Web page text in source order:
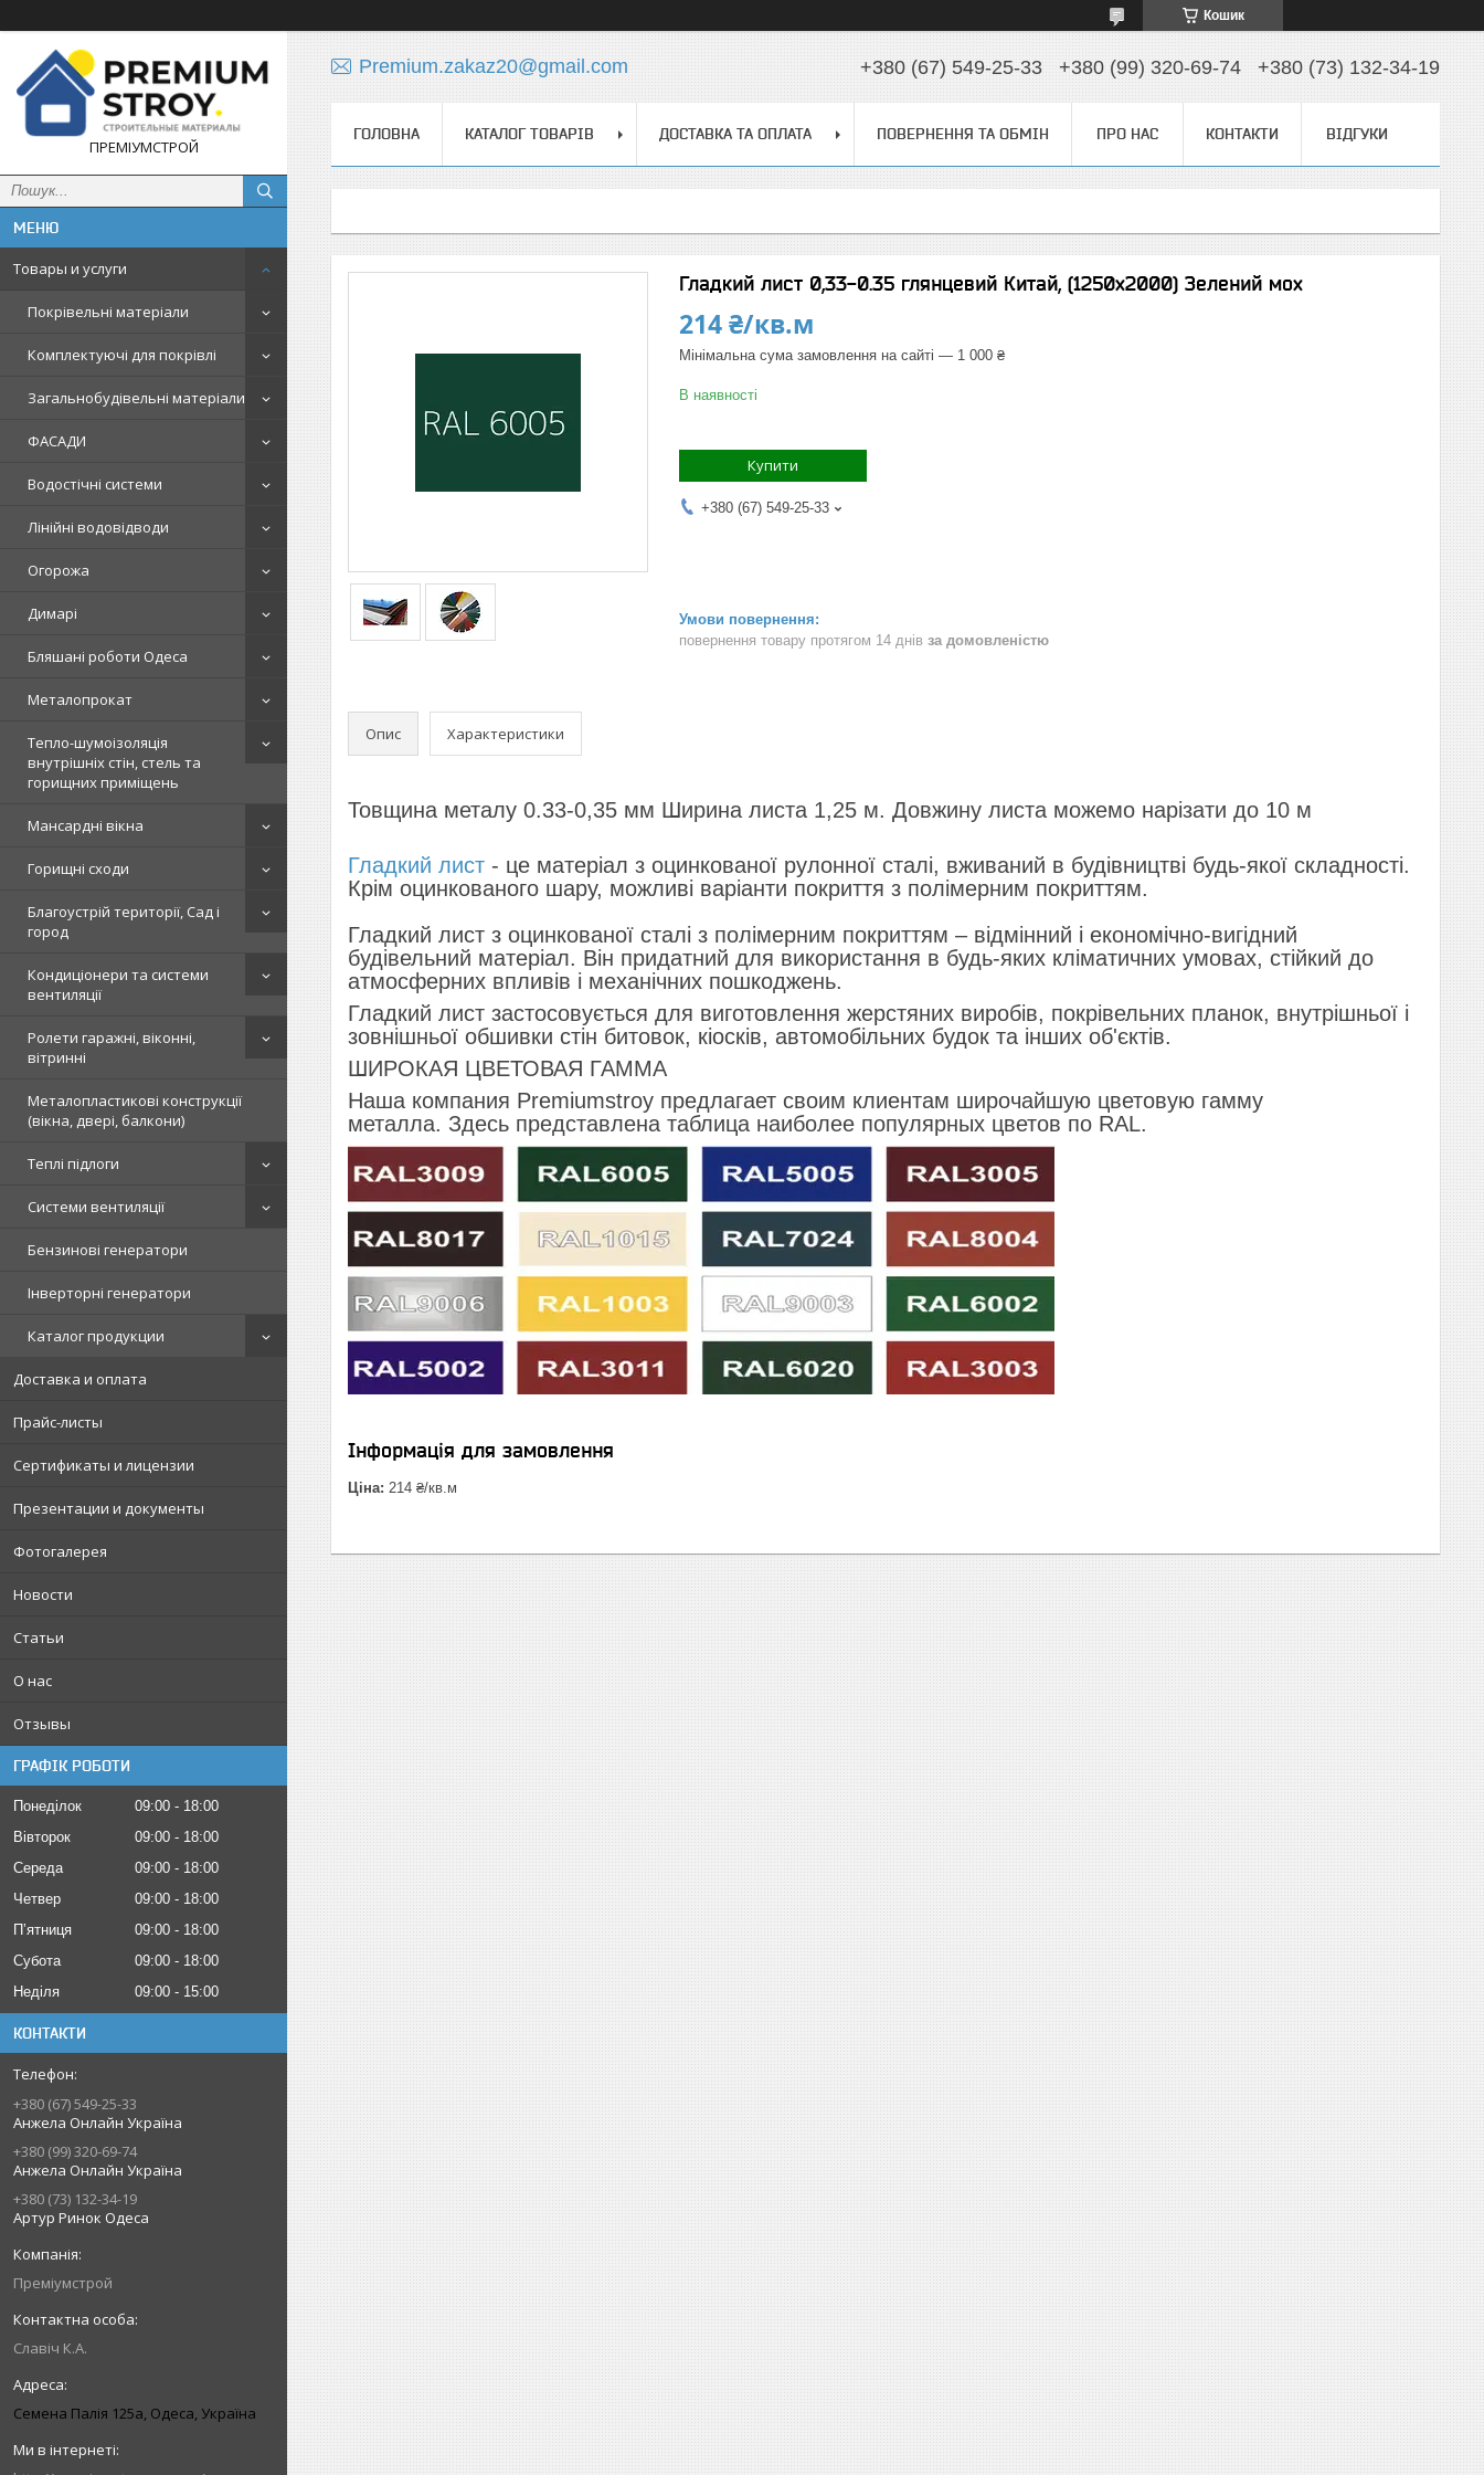
Кошик
ПРЕМІУМСТРОЙ
Товары и услуги
Покрівельні матеріали
Комплектуючі для покрівлі
Загальнобудівельні матеріали
ФАСАДИ
Водостічні системи
Лінійні водовідводи
Огорожа
Димарі
Бляшані роботи Одеса
Металопрокат
Тепло-шумоізоляція
внутрішніх стін, стель та
горищних приміщень
Мансардні вікна
Горищні сходи
Благоустрій території, Сад і
город
Кондиціонери та системи
вентиляції
Ролети гаражні, віконні,
вітринні
Металопластикові конструкції
(вікна, двері, балкони)
Теплі підлоги
Системи вентиляції
Бензинові генератори
Інверторні генератори
Каталог продукции
Доставка и оплата
Прайс-листы
Сертификаты и лицензии
Презентации и документы
Фотогалерея
Новости
Статьи
О нас
Отзывы
ГРАФІК РОБОТИ
Понеділок 09:00
18:00
Вівторок
09:00
18:00
Середа
09:00
18:00
Четвер
09:00
18:00
Пʼятниця
09:00
18:00
Субота
09:00
18:00
Неділя
09:00 15:00
КОНТАКТИ
+380 (67) 549-25-33
Анжела Онлайн Україна
+380 (99) 320-69-74
Анжела Онлайн Україна
+380 (73) 132-34-19
Артур Ринок Одеса
Преміумстрой
Славіч К.А.
Семена Палія 125а, Одеса, Україна
Premium.zakaz20@gmail.com +380 (67) 549-25-33 +380 (99) 320-69-74 +380 (73) 132-34-19
ГОЛОВНА КАТАЛОГ ТОВАРІВ ДОСТАВКА ТА ОПЛАТА ПОВЕРНЕННЯ ТА ОБМІН ПРО НАС КОНТАКТИ ВІДГУКИ
Гладкий лист 0,33-0.35 глянцевий Китай, (1250х2000) Зелений мох
214 ₴/кв.м
Мінімальна сума замовлення на сайті — 1 000 ₴
В наявності
Купити
+380 (67) 549-25-33
повернення товару протягом 14 днів за домовленістю
Опис Характеристики
Товщина металу 0.33-0,35 мм Ширина листа 1,25 м. Довжину листа можемо нарізати до 10 м
Гладкий лист - це матеріал з оцинкованої рулонної сталі, вживаний в будівництві будь-якої складності.
Крім оцинкованого шару, можливі варіанти покриття з полімерним покриттям.
Гладкий лист з оцинкованої сталі з полімерним покриттям – відмінний і економічно-вигідний
будівельний матеріал. Він придатний для використання в будь-яких кліматичних умовах, стійкий до
атмосферних впливів і механічних пошкоджень.
Гладкий лист застосовується для виготовлення жерстяних виробів, покрівельних планок, внутрішньої і
зовнішньої обшивки стін битовок, кіосків, автомобільних будок та інших об'єктів.
ШИРОКАЯ ЦВЕТОВАЯ ГАММА
Наша компания Premiumstroy предлагает своим клиентам широчайшую цветовую гамму
металла. Здесь представлена таблица наиболее популярных цветов по RAL.
Інформація для замовлення
Ціна: 214 ₴/кв.м